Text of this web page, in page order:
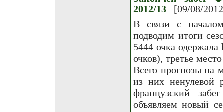
2012/13
[09/08/
В связи с
подводим итоги
5444 очка одержала
очков), третье
Всего прогнозы на
из них ненулевой
французский
объявляем новый